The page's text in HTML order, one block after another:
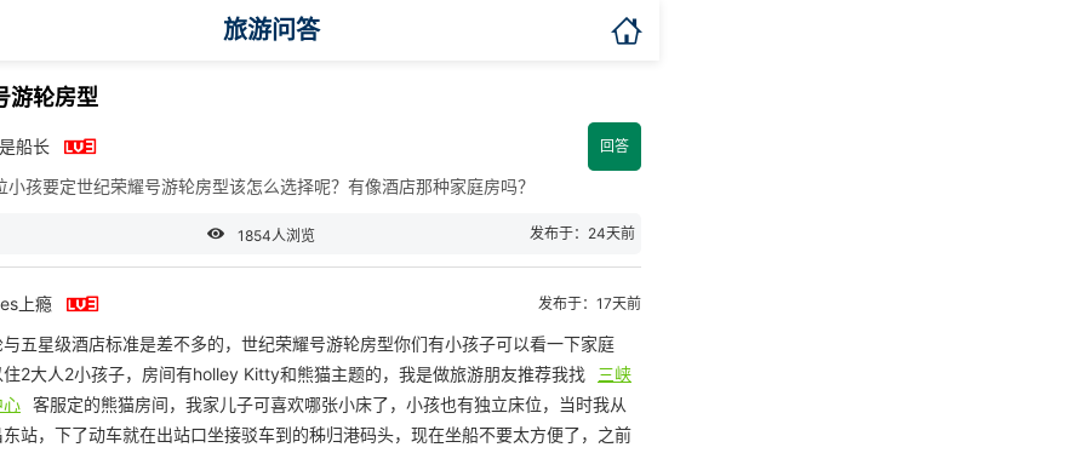
旅游问答 
游轮房型
船长  回答
孩要定世纪荣耀号游轮房型该怎么选择呢？有像酒店那种家庭房吗？
 1854人浏览 发布于：24天前
上瘾  发布于：17天前
五星级酒店标准是差不多的，世纪荣耀号游轮房型你们有小孩子可以看一下家庭
2大人2小孩子，房间有holley Kitty和熊猫主题的，我是做旅游朋友推荐我找
三峡
心 客服定的熊猫房间，我家儿子可喜欢哪张小床了，小孩也有独立床位，当时我从
站，下了动车就在出站口坐接驳车到的秭归港码头，现在坐船不要太方便了，之前